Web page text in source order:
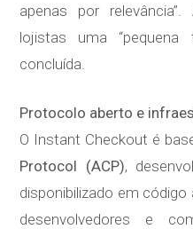
apenas por
lojistas uma “pequena
concluída.
Protocolo aberto e
O Instant Checkout é
Protocol (ACP),
disponibilizado em
desenvolvedores e